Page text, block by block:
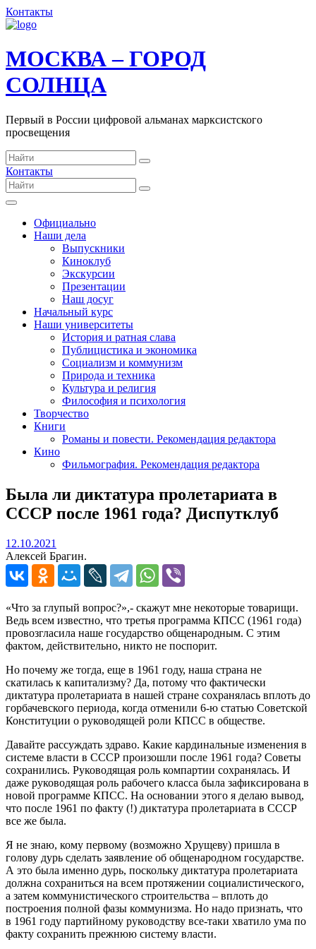
Контакты
МОСКВА – ГОРОД
СОЛНЦА
Первый в России цифровой альманах марксистского
просвещения
Контакты
Официально
Наши дела
Выпускники
Киноклуб
Экскурсии
Презентации
Наш досуг
Начальный курс
Наши университеты
История и ратная слава
Публицистика и экономика
Социализм и коммунизм
Природа и техника
Культура и религия
Философия и психология
Творчество
Книги
Романы и повести. Рекомендация редактора
Кино
Фильмография. Рекомендация редактора
Была ли диктатура пролетариата в
СССР после 1961 года? Диспутклуб
12.10.2021
Алексей Брагин.
«Что за глупый вопрос?»,- скажут мне некоторые товарищи.
Ведь всем известно, что третья программа КПСС (1961 года)
провозгласила наше государство общенародным. С этим
фактом, действительно, никто не поспорит.
Но почему же тогда, еще в 1961 году, наша страна не
скатилась к капитализму? Да, потому что фактически
диктатура пролетариата в нашей стране сохранялась вплоть до
горбачевского периода, когда отменили 6-ю статью Советской
Конституции о руководящей роли КПСС в обществе.
Давайте рассуждать здраво. Какие кардинальные изменения в
системе власти в СССР произошли после 1961 года? Советы
сохранились. Руководящая роль компартии сохранялась. И
даже руководящая роль рабочего класса была зафиксирована в
новой программе КПСС. На основании этого я делаю вывод,
что после 1961 по факту (!) диктатура пролетариата в СССР
все же была.
Я не знаю, кому первому (возможно Хрущеву) пришла в
голову дурь сделать заявление об общенародном государстве.
А это была именно дурь, поскольку диктатура пролетариата
должна сохраниться на всем протяжении социалистического,
а затем коммунистического строительства – вплоть до
построения полной фазы коммунизма. Но надо признать, что
в 1961 году партийному руководству все-таки хватило ума по
факту сохранить прежнюю систему власти.